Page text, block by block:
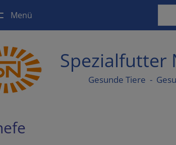
Menü
Spezialfutter
Gesunde Tiere -